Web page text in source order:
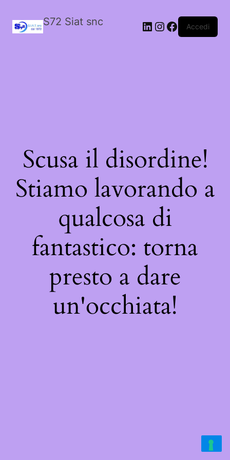
S72 Siat snc LinkedIn
Instagram
Facebook
Accedi
Scusa il disordine!
Stiamo lavorando a
qualcosa di
fantastico: torna
presto a dare
un'occhiata!